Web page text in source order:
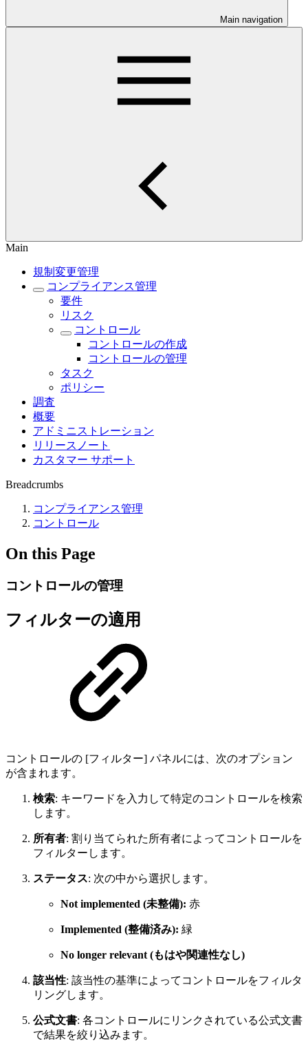
Main navigation
Main
規制変更管理
コンプライアンス管理
要件
リスク
コントロール
コントロールの作成
コントロールの管理
タスク
ポリシー
調査
概要
アドミニストレーション
リリースノート
カスタマー サポート
Breadcrumbs
コンプライアンス管理
コントロール
On this Page
コントロールの管理
フィルターの適用
コントロールの [フィルター] パネルには、次のオプション
が含まれます。
検索: キーワードを入力して特定のコントロールを検索
します。
所有者: 割り当てられた所有者によってコントロールを
フィルターします。
ステータス: 次の中から選択します。
Not implemented (未整備): 赤
Implemented (整備済み): 緑
No longer relevant (もはや関連性なし)
該当性: 該当性の基準によってコントロールをフィルタ
リングします。
公式文書: 各コントロールにリンクされている公式文書
で結果を絞り込みます。